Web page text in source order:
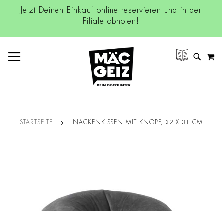
Jetzt Deinen Einkauf online reservieren und in der
Filiale abholen!
SUCHE
STARTSEITE NACKENKISSEN MIT KNOPF, 32 X 31 CM